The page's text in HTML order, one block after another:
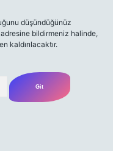
düşündüğünüz
adresine bildirmeniz halinde,
kaldırılacaktır.